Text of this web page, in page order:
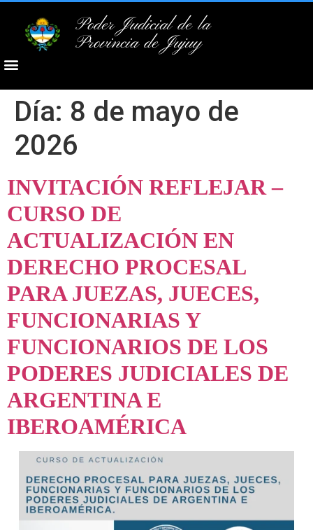
Poder Judicial de la
Provincia de Jujuy
Día: 8 de mayo de
2026
INVITACIÓN REFLEJAR –
CURSO DE
ACTUALIZACIÓN EN
DERECHO PROCESAL
PARA JUEZAS, JUECES,
FUNCIONARIAS Y
FUNCIONARIOS DE LOS
PODERES JUDICIALES DE
ARGENTINA E
IBEROAMÉRICA